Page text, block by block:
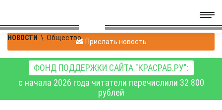
НОВОСТИ \ Общество Прислать новость
ФОНД ПОДДЕРЖКИ САЙТА "КРАСРАБ.РУ":
с начала 2026 года читатели перечислили 32 800
рублей